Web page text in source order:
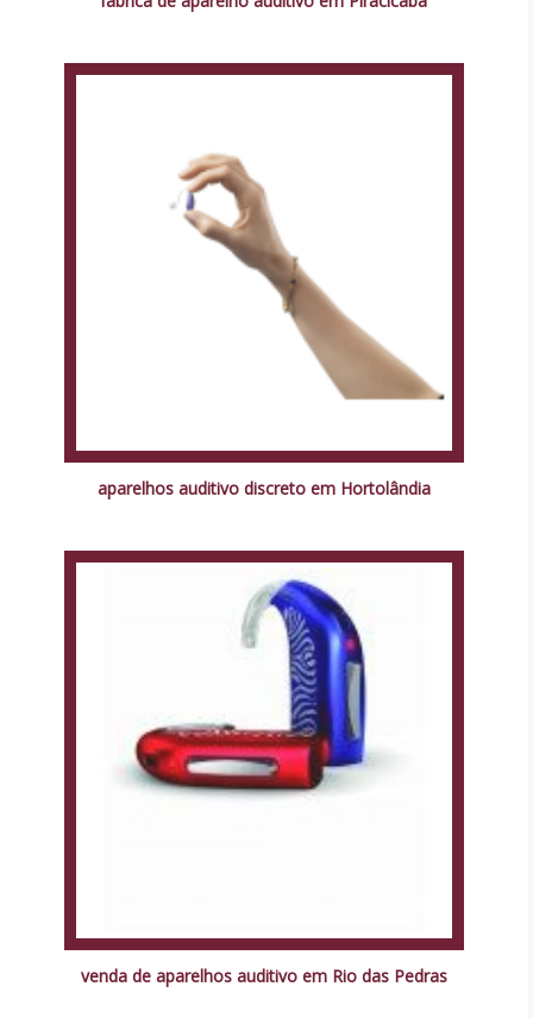
aparelhos auditivo discreto em Hortolândia
venda de aparelhos auditivo em Rio das Pedras